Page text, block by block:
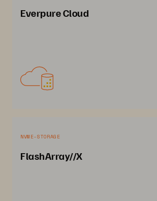
Everpure Cloud
NVME-STORAGE
FlashArray//X